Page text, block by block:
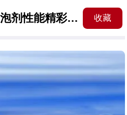
码住！水处理消泡剂性能精彩分享 收藏
处理消泡剂出场了。（水处
我们就来讲讲，这水处理消